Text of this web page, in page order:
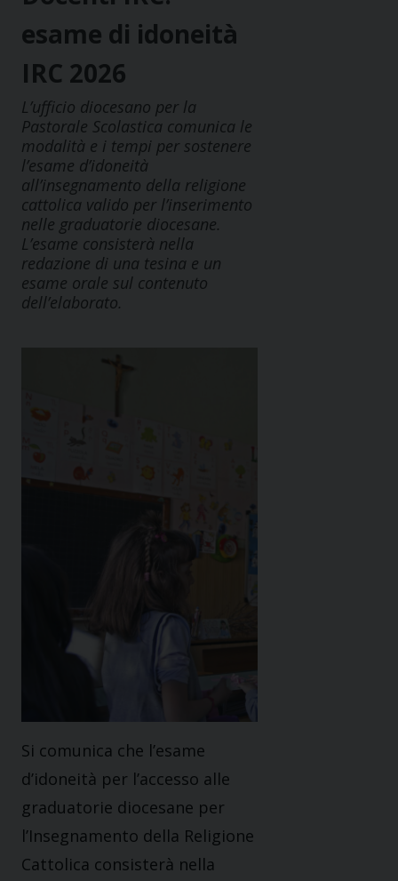
esame di idoneità
IRC 2026
L’ufficio diocesano per la
Pastorale Scolastica comunica le
modalità e i tempi per sostenere
l’esame d’idoneità
all’insegnamento della religione
cattolica valido per l’inserimento
nelle graduatorie diocesane.
L’esame consisterà nella
redazione di una tesina e un
esame orale sul contenuto
dell’elaborato.
Si comunica che l’esame
d’idoneità per l’accesso alle
graduatorie diocesane per
l’Insegnamento della Religione
Cattolica consisterà nella